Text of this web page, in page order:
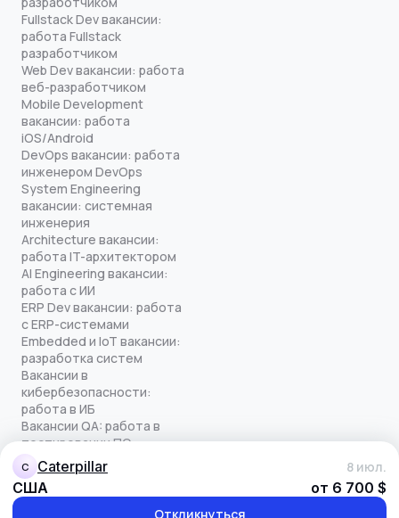
C Caterpillar 8 июл.
США от 6 700 $
Откликнуться
Fullstack Dev вакансии:
работа Fullstack
разработчиком
Web Dev вакансии: работа
веб-разработчиком
Mobile Development
вакансии: работа
iOS/Android
DevOps вакансии: работа
инженером DevOps
System Engineering
вакансии: системная
инженерия
Architecture вакансии:
работа IT-архитектором
AI Engineering вакансии:
работа с ИИ
ERP Dev вакансии: работа
с ERP-системами
Embedded и IoT вакансии:
разработка систем
Вакансии в
кибербезопасности:
работа в ИБ
Вакансии QA: работа в
тестировании ПО